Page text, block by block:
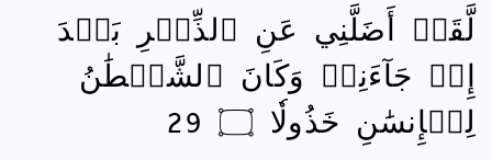
لَّقَدۡ أَضَلَّنِي عَنِ ٱلذِّكۡرِ بَعۡدَ
إِذۡ جَآءَنِيۗ وَكَانَ ٱلشَّيۡطَٰنُ
لِلۡإِنسَٰنِ خَذُولٗا ۝ 29